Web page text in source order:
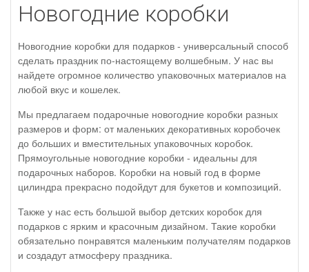
Новогодние коробки
Новогодние коробки для подарков - универсальный способ
сделать праздник по-настоящему волшебным. У нас вы
найдете огромное количество упаковочных материалов на
любой вкус и кошелек.
Мы предлагаем подарочные новогодние коробки разных
размеров и форм: от маленьких декоративных коробочек
до больших и вместительных упаковочных коробок.
Прямоугольные новогодние коробки - идеальны для
подарочных наборов. Коробки на новый год в форме
цилиндра прекрасно подойдут для букетов и композиций.
Также у нас есть большой выбор детских коробок для
подарков с ярким и красочным дизайном. Такие коробки
обязательно понравятся маленьким получателям подарков
и создадут атмосферу праздника.